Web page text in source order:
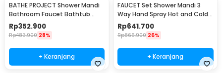
BATHE PROJECT Shower Mandi
Bathroom Faucet Bathtub
Mixer 3 Way 8 Inch - 50102O
Rp352.900
Rp483.900 28%
+ Keranjang
FAUCET Set Shower Mandi 3
Way Hand Spray Hot and Cold 3
Button - 3HC
Rp641.700
Rp866.900 26%
+ Keranjang